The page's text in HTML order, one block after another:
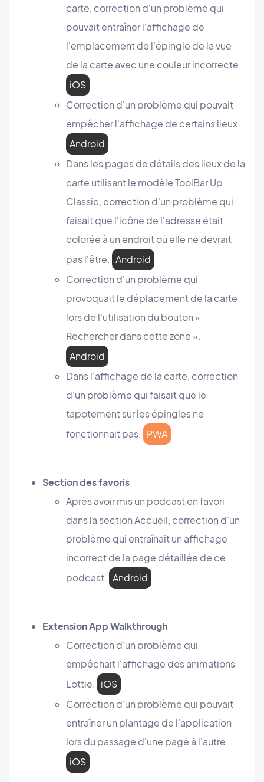
carte, correction d'un problème qui
pouvait entraîner l'affichage de
l'emplacement de l'épingle de la vue
de la carte avec une couleur incorrecte.
iOS
Correction d'un problème qui pouvait
empêcher l'affichage de certains lieux.
Android
Dans les pages de détails des lieux de la
carte utilisant le modèle ToolBar Up
Classic, correction d'un problème qui
faisait que l'icône de l'adresse était
colorée à un endroit où elle ne devrait
pas l'être. Android
Correction d'un problème qui
provoquait le déplacement de la carte
lors de l'utilisation du bouton «
Rechercher dans cette zone ».
Android
Dans l'affichage de la carte, correction
d'un problème qui faisait que le
tapotement sur les épingles ne
fonctionnait pas. PWA
Section des favoris
Après avoir mis un podcast en favori
dans la section Accueil, correction d'un
problème qui entraînait un affichage
incorrect de la page détaillée de ce
podcast. Android
Extension App Walkthrough
Correction d'un problème qui
empêchait l'affichage des animations
Lottie. iOS
Correction d'un problème qui pouvait
entraîner un plantage de l'application
lors du passage d'une page à l'autre.
iOS